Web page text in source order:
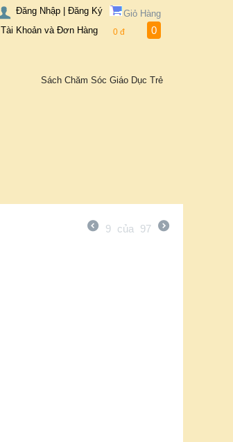
Giỏ Hàng
0đ 0
Đăng Nhập | Đăng Ký
Tài Khoản và Đơn Hàng
Sách Chăm Sóc Giáo Dục Trẻ
9 của 97